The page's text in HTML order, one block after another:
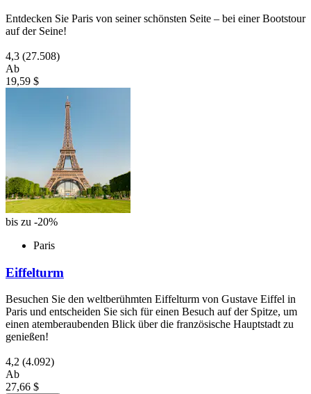
Entdecken Sie Paris von seiner schönsten Seite – bei einer Bootstour
auf der Seine!
4,3 (27.508)
Ab
19,59 $
bis zu -20%
Paris
Eiffelturm
Besuchen Sie den weltberühmten Eiffelturm von Gustave Eiffel in
Paris und entscheiden Sie sich für einen Besuch auf der Spitze, um
einen atemberaubenden Blick über die französische Hauptstadt zu
genießen!
4,2 (4.092)
Ab
27,66 $